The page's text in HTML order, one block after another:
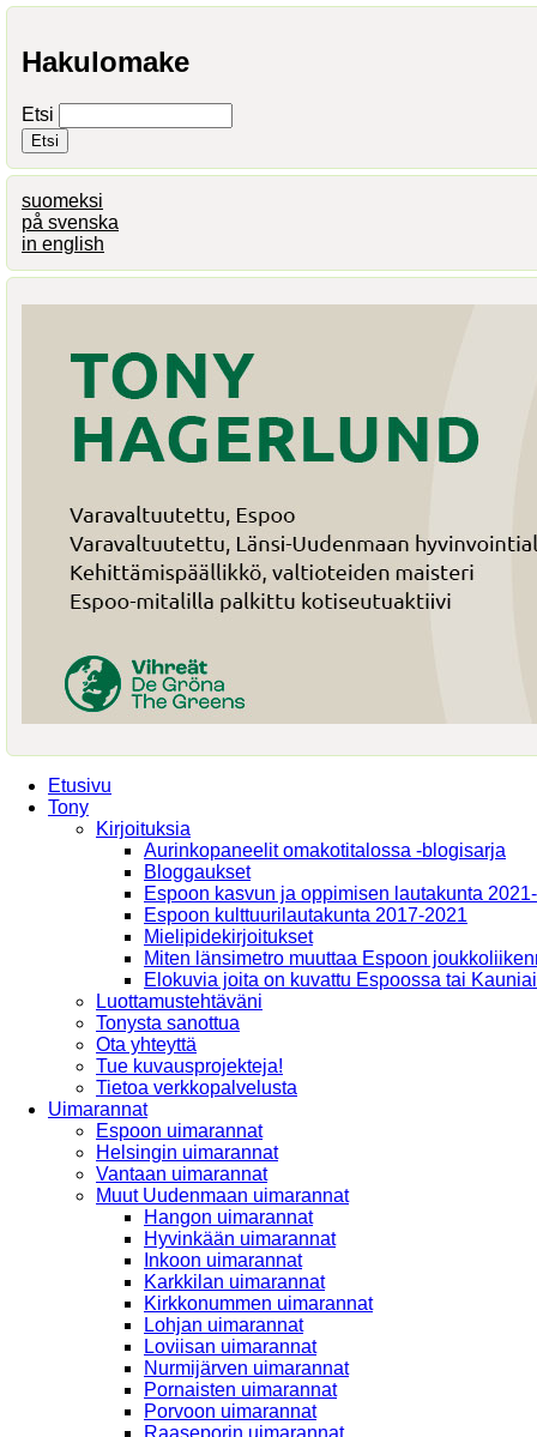
Hakulomake
Etsi
suomeksi
på svenska
in english
Etusivu
Tony
Kirjoituksia
Aurinkopaneelit omakotitalossa -blogisarja
Bloggaukset
Espoon kasvun ja oppimisen lautakunta
Espoon kulttuurilautakunta 2017-2021
Mielipidekirjoitukset
Miten länsimetro muuttaa Espoon
Elokuvia joita on kuvattu Espoossa tai
Luottamustehtäväni
Tonysta sanottua
Ota yhteyttä
Tue kuvausprojekteja!
Tietoa verkkopalvelusta
Uimarannat
Espoon uimarannat
Helsingin uimarannat
Vantaan uimarannat
Muut Uudenmaan uimarannat
Hangon uimarannat
Hyvinkään uimarannat
Inkoon uimarannat
Karkkilan uimarannat
Kirkkonummen uimarannat
Lohjan uimarannat
Loviisan uimarannat
Nurmijärven uimarannat
Pornaisten uimarannat
Porvoon uimarannat
Raaseporin uimarannat